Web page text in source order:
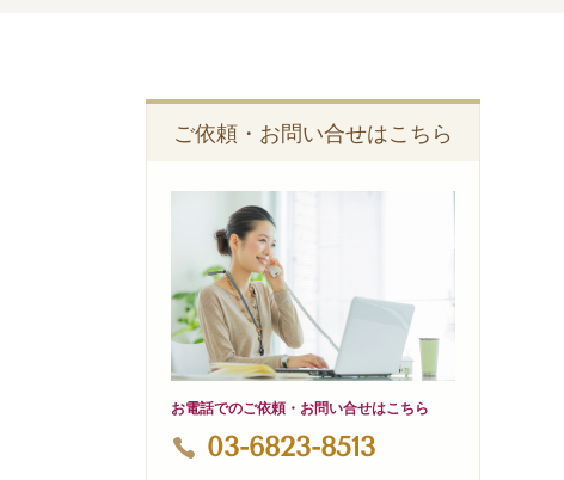
ご依頼・お問い合せはこちら
お電話でのご依頼・お問い合せはこちら
03-6823-8513